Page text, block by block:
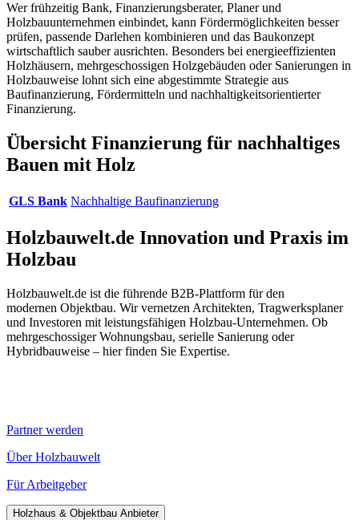
Wer frühzeitig Bank, Finanzierungsberater, Planer und
Holzbauunternehmen einbindet, kann Fördermöglichkeiten besser
prüfen, passende Darlehen kombinieren und das Baukonzept
wirtschaftlich sauber ausrichten. Besonders bei energieeffizienten
Holzhäusern, mehrgeschossigen Holzgebäuden oder Sanierungen in
Holzbauweise lohnt sich eine abgestimmte Strategie aus
Baufinanzierung, Fördermitteln und nachhaltigkeitsorientierter
Finanzierung.
Übersicht Finanzierung für nachhaltiges
Bauen mit Holz
GLS Bank Nachhaltige Baufinanzierung
Holzbauwelt.de Innovation und Praxis im
Holzbau
Holzbauwelt.de ist die führende B2B-Plattform für den
modernen Objektbau. Wir vernetzen Architekten, Tragwerksplaner
und Investoren mit leistungsfähigen Holzbau-Unternehmen. Ob
mehrgeschossiger Wohnungsbau, serielle Sanierung oder
Hybridbauweise – hier finden Sie Expertise.
Partner werden
Über Holzbauwelt
Für Arbeitgeber
Holzhaus & Objektbau Anbieter